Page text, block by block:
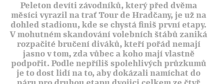
Peleton devíti závodníků, který před dvěma
měsíci vyrazil na trať Tour de Hradčany, je už na
dohled stadionu, kde se chystá finiš první etapy.
V mohutném skandování volebních štábů zaniká
rozpačité bručení diváků, kteří pořád nemají
jasno v tom, zda vůbec a koho mají vlastně
podpořit. Podle nepříliš spolehlivých průzkumů
je to dost lidí na to, aby dokázali namíchat do